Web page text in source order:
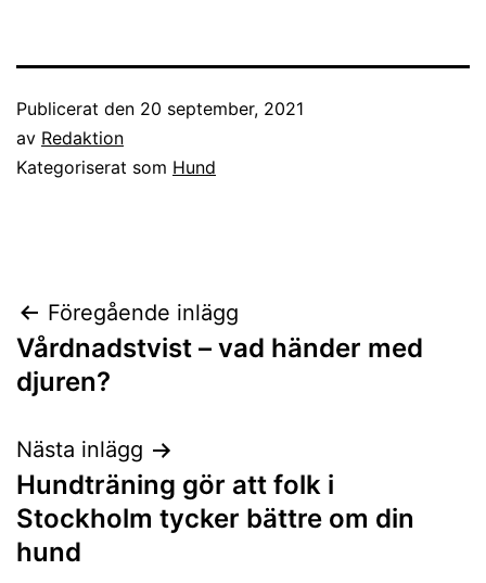
Publicerat den 20 september, 2021
av Redaktion
Kategoriserat som Hund
Inläggsnavigering
Föregående inlägg
Vårdnadstvist – vad händer med
djuren?
Nästa inlägg
Hundträning gör att folk i
Stockholm tycker bättre om din
hund